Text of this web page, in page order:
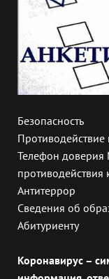
Безопасность
Телефон доверия
противодействия
Антитеррор
Сведения об
Абитуриенту
Коронавирус –